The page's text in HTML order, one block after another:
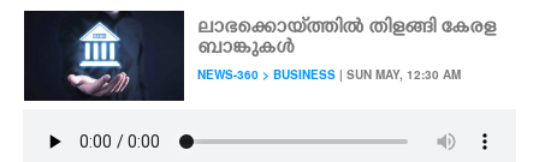
ലാഭക്കൊയ്‌ത്തിൽ തിളങ്ങി കേരള
ബാങ്കുകൾ
NEWS-360 > BUSINESS | SUN MAY, 12:30 AM